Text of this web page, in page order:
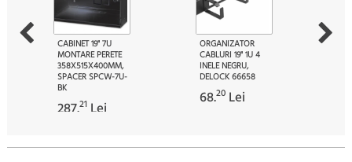
CABINET 19" 7U
MONTARE PERETE
358X515X400MM,
SPACER SPCW-7U-
BK
287.21 Lei
ORGANIZATOR
CABLURI 19" 1U 4
INELE NEGRU,
DELOCK 66658
68.20 Lei